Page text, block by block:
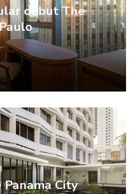
debut The
Panama City